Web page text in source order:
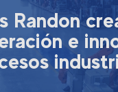
Randon
e